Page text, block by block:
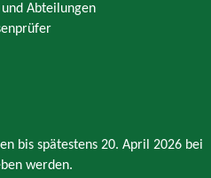
Abteilungen
bis spätestens 20. April 2026 bei
werden.